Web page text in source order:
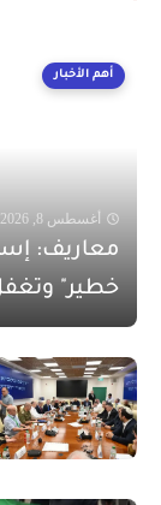
أهم الأخبار
أغسطس 8, 2026
معاريف:
خطير"